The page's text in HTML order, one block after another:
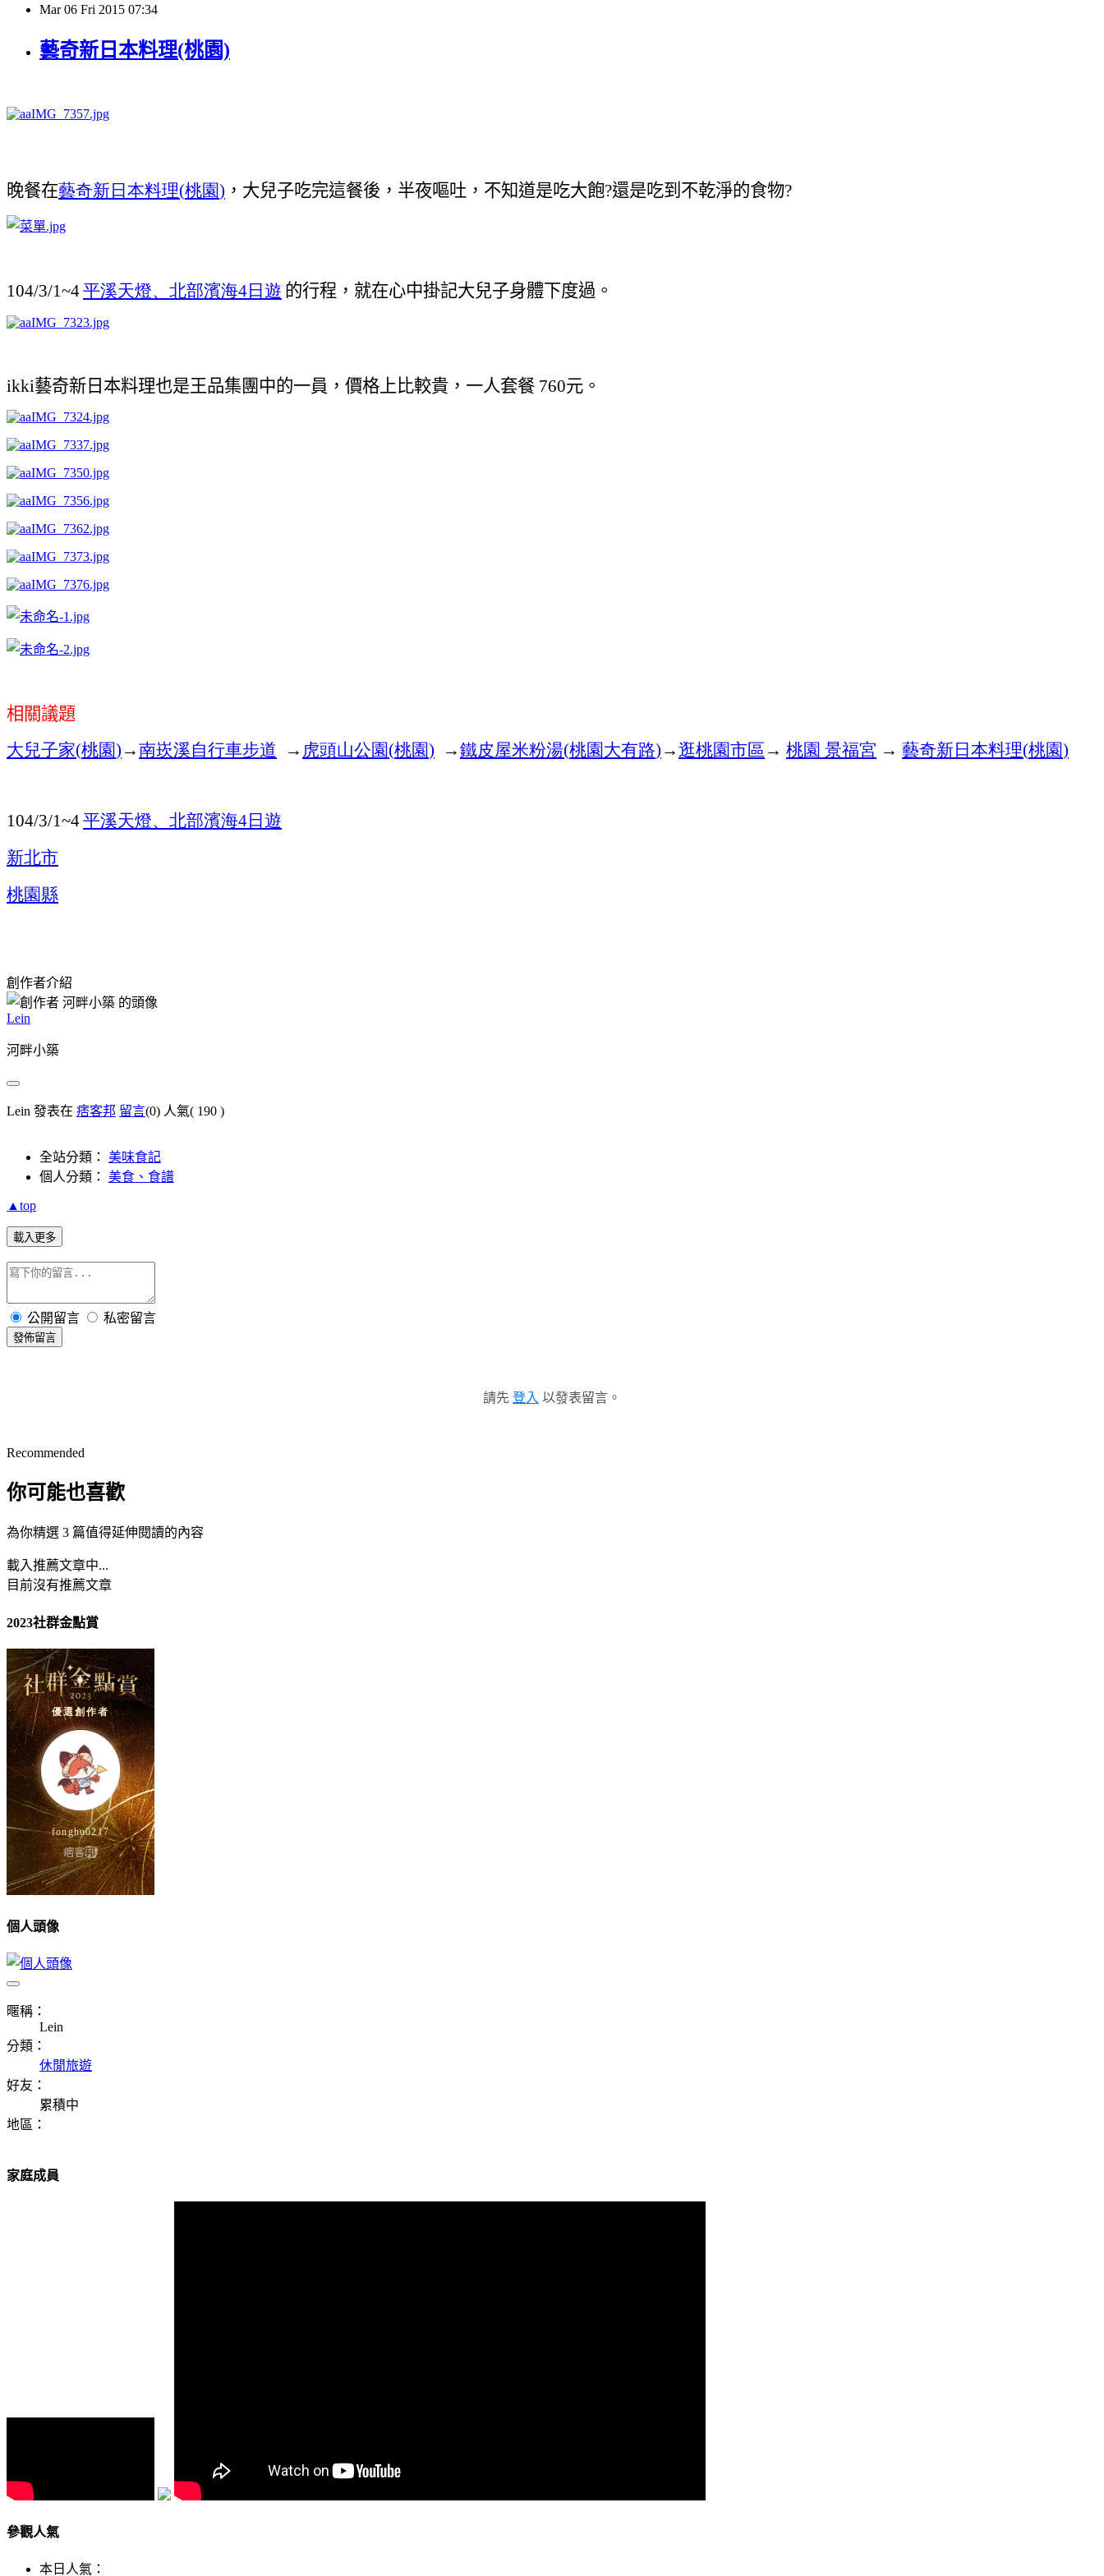
Mar 06 Fri 2015 07:34
藝奇新日本料理(桃園)
晚餐在藝奇新日本料理(桃園) ，大兒子吃完這餐後，半夜嘔吐，不知道是吃大飽?還是吃到不乾淨的食物?
104/3/1~4平溪天燈、北部濱海4日遊 的行程，就在心中掛記大兒子身體下度過。
ikki藝奇新日本料理也是王品集團中的一員，價格上比較貴，一人套餐 760元。
相關議題
大兒子家(桃園) →南崁溪自行車步道 → 虎頭山公園(桃園) →鐵皮屋米粉湯(桃園大有路) →逛桃園市區 → 桃園 景福宮 → 藝奇新日本料理(桃園)
104/3/1~4平溪天燈、北部濱海4日遊
新北市
桃園縣
創作者介紹
Lein
河畔小築
Lein 發表在 痞客邦 留言(0) 人氣( 190 )
全站分類： 美味食記
個人分類： 美食、食譜
▲top
載入更多
公開留言 私密留言
發佈留言
請先 登入 以發表留言。
Recommended
你可能也喜歡
為你精選 3 篇值得延伸閱讀的內容
載入推薦文章中...
目前沒有推薦文章
2023社群金點賞
個人頭像
暱稱：
Lein
分類：
休閒旅遊
好友：
累積中
地區：
家庭成員
參觀人氣
本日人氣：